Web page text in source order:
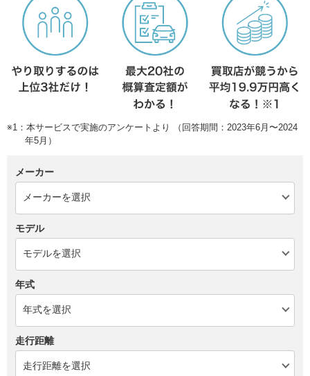
※1：本サービスで実施のアンケートより （回答期間：2023年6月〜2024
年5月）
メーカー
モデル
年式
走行距離